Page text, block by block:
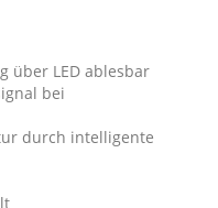
über LED ablesbar
bei
durch intelligente